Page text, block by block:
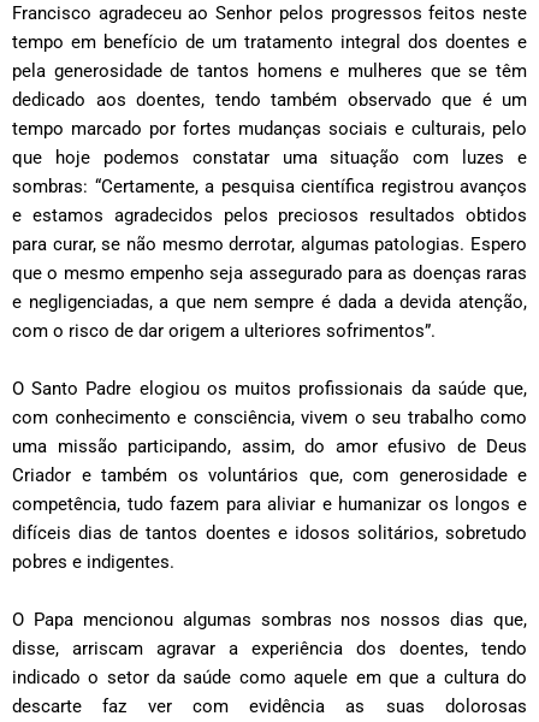
Francisco agradeceu ao Senhor pelos progressos feitos neste
tempo em benefício de um tratamento integral dos doentes e
pela generosidade de tantos homens e mulheres que se têm
dedicado aos doentes, tendo também observado que é um
tempo marcado por fortes mudanças sociais e culturais, pelo
que hoje podemos constatar uma situação com luzes e
sombras: “Certamente, a pesquisa científica registrou avanços
e estamos agradecidos pelos preciosos resultados obtidos
para curar, se não mesmo derrotar, algumas patologias. Espero
que o mesmo empenho seja assegurado para as doenças raras
e negligenciadas, a que nem sempre é dada a devida atenção,
com o risco de dar origem a ulteriores sofrimentos”.
O Santo Padre elogiou os muitos profissionais da saúde que,
com conhecimento e consciência, vivem o seu trabalho como
uma missão participando, assim, do amor efusivo de Deus
Criador e também os voluntários que, com generosidade e
competência, tudo fazem para aliviar e humanizar os longos e
difíceis dias de tantos doentes e idosos solitários, sobretudo
pobres e indigentes.
O Papa mencionou algumas sombras nos nossos dias que,
disse, arriscam agravar a experiência dos doentes, tendo
indicado o setor da saúde como aquele em que a cultura do
descarte faz ver com evidência as suas dolorosas